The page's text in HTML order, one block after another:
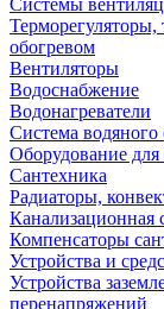
Системы
обогревом
Вентиляторы
Водоснабжение
Водонагреватели
Система водяного
Оборудование
Сантехника
Радиаторы,
Канализационная
Компенсаторы
Устройства и
Устройства
перенапряжений